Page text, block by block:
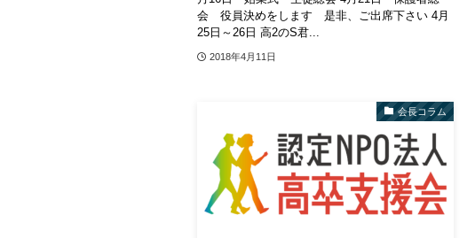
会 役員決めをします 是非、ご出席下さい 4月
25日～26日 高2のS君...
2018年4月11日
会長コラム